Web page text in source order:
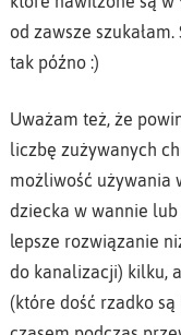
od zawsze
tak późno :)
Uważam też, że
liczbę zużywanych
możliwość używania
dziecka w wannie
lepsze rozwiązanie
do kanalizacji) kilku,
(które dość rzadko